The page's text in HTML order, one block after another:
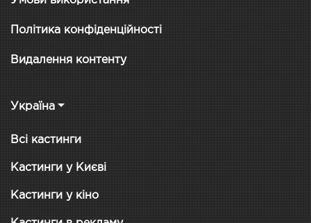
Політика конфіденційності
Видалення контенту
Україна
Всі кастинги
Кастинги у Києві
Кастинги у кіно